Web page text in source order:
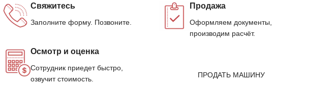
Свяжитесь
Заполните форму. Позвоните.
Осмотр и оценка
Сотрудник приедет быстро,
озвучит стоимость.
Продажа
Оформляем документы,
производим расчёт.
ПРОДАТЬ МАШИНУ